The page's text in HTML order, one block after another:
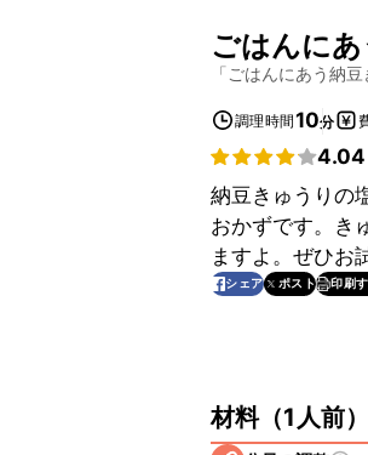
ごはんに
「ごはんにあう納
調理時間10分
4.04
納豆きゅうりの
おかずです。き
ますよ。ぜひお
シェア ポスト 印刷
材料（1人前）